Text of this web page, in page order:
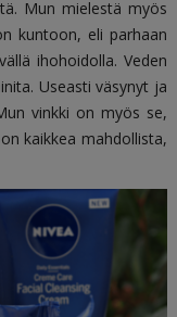
Mun mielestä myös
kuntoon, eli parhaan
ihohoidolla. Veden
Useasti väsynyt ja
vinkki on myös se,
kaikkea mahdollista,